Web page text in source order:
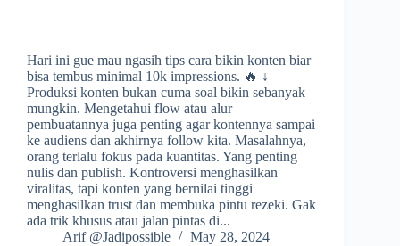
Hari ini gue mau ngasih tips cara bikin konten biar
bisa tembus minimal 10k impressions. 🔥 ↓
Produksi konten bukan cuma soal bikin sebanyak
mungkin. Mengetahui flow atau alur
pembuatannya juga penting agar kontennya sampai
ke audiens dan akhirnya follow kita. Masalahnya,
orang terlalu fokus pada kuantitas. Yang penting
nulis dan publish. Kontroversi menghasilkan
viralitas, tapi konten yang bernilai tinggi
menghasilkan trust dan membuka pintu rezeki. Gak
ada trik khusus atau jalan pintas di...
Arif @Jadipossible
May 28, 2024